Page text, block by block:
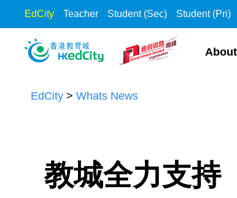
EdCity Teacher Student (Sec) Student (Pri)
S
S
EdCity > Whats News
教城全力支持